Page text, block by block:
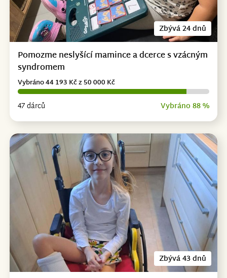
Zbývá 24 dnů
Pomozme neslyšící mamince a dcerce s vzácným
syndromem
47 dárců Vybráno 88 %
Vybráno 44 193 Kč z 50 000 Kč
Zbývá 43 dnů